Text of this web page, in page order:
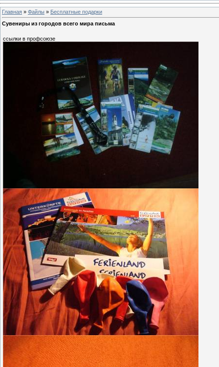
Главная » Файлы » Бесплатные подарки
Сувениры из городов всего мира письма
ссылки в профсоюзе